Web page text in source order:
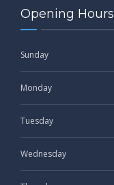
Opening Hours
Sunday
Monday
Tuesday
Wednesday